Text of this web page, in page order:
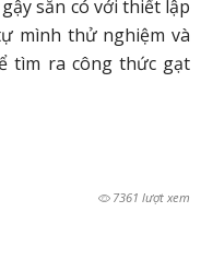
sẵn có với thiết lập
mình thử nghiệm và
tìm ra công thức gạt
7361 lượt xem